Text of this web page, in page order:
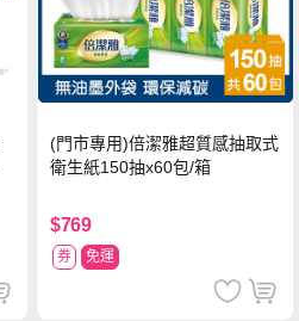
(門市專用)倍潔雅超質感抽取式
衛生紙150抽x60包/箱
$769
券 免運